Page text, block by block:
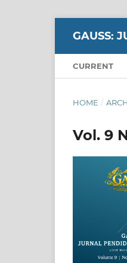
GAUSS:
CURRENT
HOME /
Vol. 9